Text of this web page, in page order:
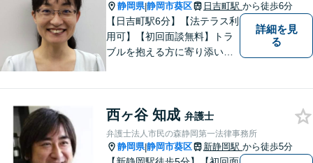
静岡県|静岡市葵区 日吉町駅 から徒歩6分
【日吉町駅6分】【法テラス利
用可】【初回面談無料】トラ
ブルを抱える方に寄り添い、
詳細を見
る
西ヶ谷 知成 弁護士
弁護士法人市民の森静岡第一法律事務所
静岡県|静岡市葵区 新静岡駅 から徒歩5分